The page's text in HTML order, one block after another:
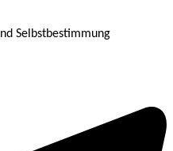
Selbstbestimmung